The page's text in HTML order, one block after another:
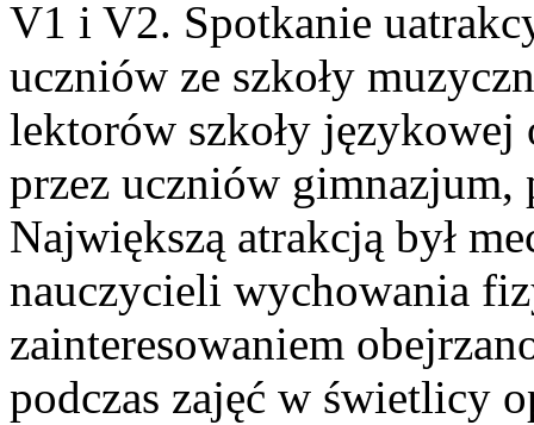
V1 i V2. Spotkanie
uczniów ze szkoły
lektorów szkoły
przez uczniów
Największą atrakcją był
nauczycieli wychowania
zainteresowaniem
podczas zajęć w świetlicy